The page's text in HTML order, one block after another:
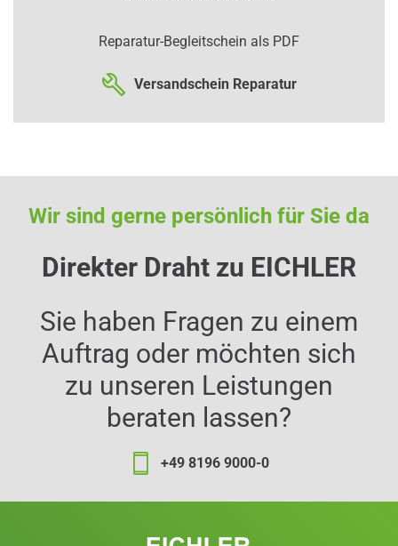
Reparatur-Begleitschein als PDF
Versandschein Reparatur
Wir sind gerne persönlich für Sie da
Direkter Draht zu EICHLER
Sie haben Fragen zu einem
Auftrag oder möchten sich
zu unseren Leistungen
beraten lassen?
+49 8196 9000-0